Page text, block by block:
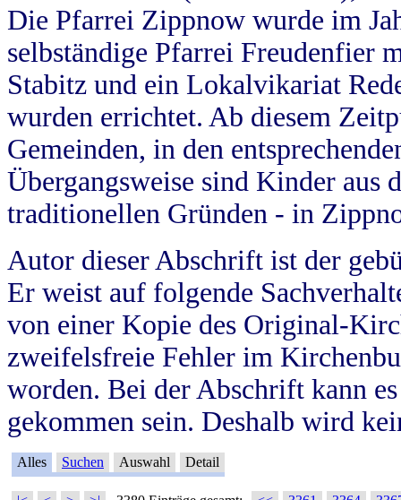
Die Pfarrei Zippnow wurde im
selbständige Pfarrei Freudenfier
Stabitz und ein Lokalvikariat
wurden errichtet. Ab diesem
Gemeinden, in den
Übergangsweise sind Kinder aus
traditionellen Gründen - in
Autor dieser Abschrift ist der
Er weist auf folgende
von einer Kopie des Original-
zweifelsfreie Fehler im
worden. Bei der Abschrift kann
gekommen sein. Deshalb wird
Alles Suchen Auswahl Detail